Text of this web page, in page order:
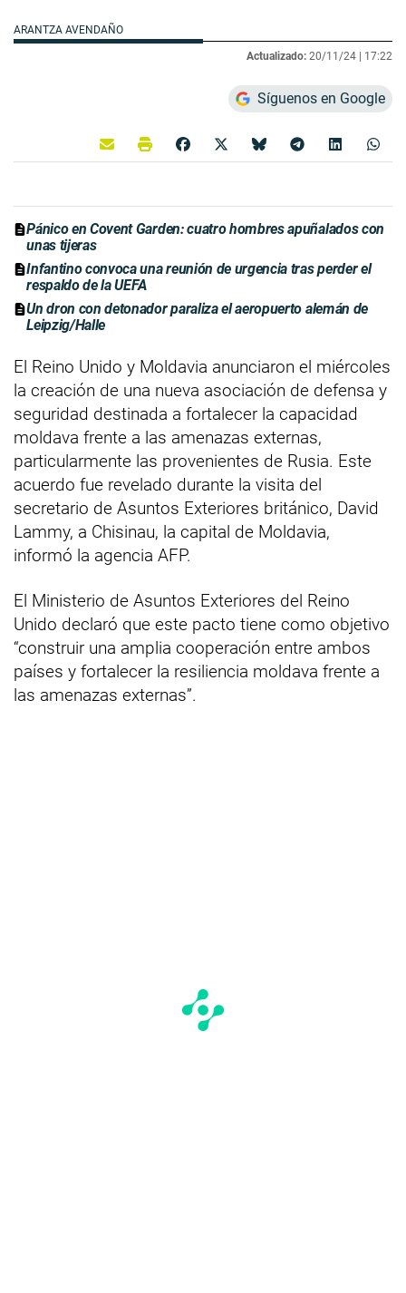
ARANTZA AVENDAÑO
Actualizado: 20/11/24 | 17:22
Síguenos en Google
Pánico en Covent Garden: cuatro hombres apuñalados con
unas tijeras
Infantino convoca una reunión de urgencia tras perder el
respaldo de la UEFA
Un dron con detonador paraliza el aeropuerto alemán de
Leipzig/Halle
El Reino Unido y Moldavia anunciaron el miércoles
la creación de una nueva asociación de defensa y
seguridad destinada a fortalecer la capacidad
moldava frente a las amenazas externas,
particularmente las provenientes de Rusia. Este
acuerdo fue revelado durante la visita del
secretario de Asuntos Exteriores británico, David
Lammy, a Chisinau, la capital de Moldavia,
informó la agencia AFP.
El Ministerio de Asuntos Exteriores del Reino
Unido declaró que este pacto tiene como objetivo
“construir una amplia cooperación entre ambos
países y fortalecer la resiliencia moldava frente a
las amenazas externas”.